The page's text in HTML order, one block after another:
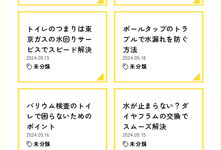
トイレのつまりは東
京ガスの水回りサー
ビスでスピード解決
2024.09.19
未分類
ボールタップのトラ
ブルで水漏れを防ぐ
方法
2024.09.18
未分類
バリウム検査のトイ
レで困らないための
ポイント
2024.09.16
未分類
水が止まらない？ダ
イヤフラムの交換で
スムーズ解決
2024.09.15
未分類